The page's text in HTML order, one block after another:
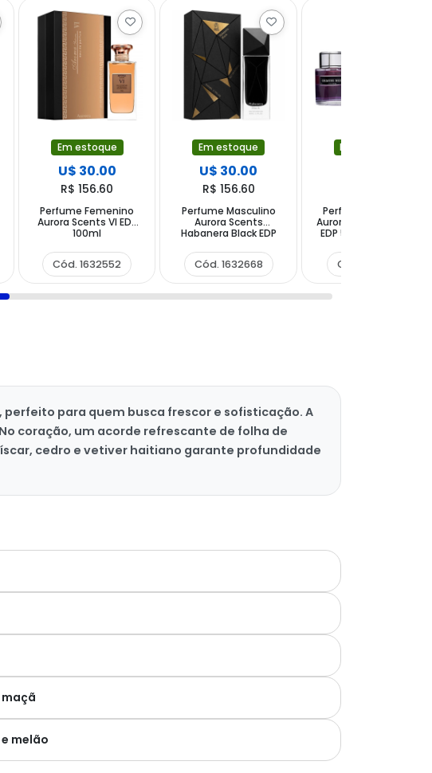
Em estoque
U$ 30.00
R$ 156.60
Perfume Femenino
Aurora Scents VI EDP
100ml
Cód. 1632552
Em estoque
U$ 30.00
R$ 156.60
Perfume Masculino
Aurora Scents
Habanera Black EDP
Cód. 1632668
Em estoque
Perfume Masculino
Aurora Scents Gemini
EDP 50ml + Perfume
Cód. 1521979
para quem busca frescor e sofisticação. A
coração, um acorde refrescante de folha de
cedro e vetiver haitiano garante profundidade
melão